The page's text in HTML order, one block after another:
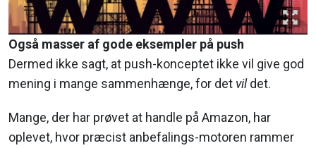
Også masser af gode eksempler på push
Dermed ikke sagt, at push-konceptet ikke vil give god
mening i mange sammenhænge, for det vildet.
Mange, der har prøvet at handle på Amazon, har
oplevet, hvor præcist anbefalings-motoren rammer